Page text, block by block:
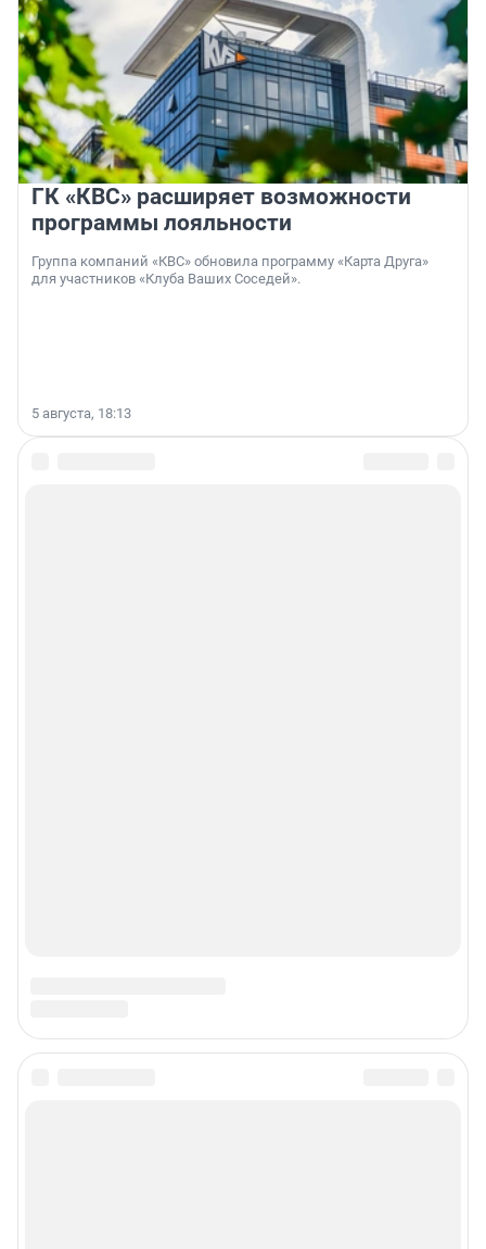
ГК «КВС» расширяет возможности
программы лояльности
Группа компаний «КВС» обновила программу «Карта Друга»
для участников «Клуба Ваших Соседей».
5 августа, 18:13